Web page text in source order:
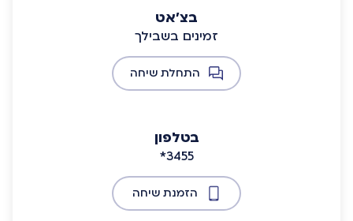
בצ'אט
זמינים בשבילך
התחלת שיחה
בטלפון
*3455
הזמנת שיחה